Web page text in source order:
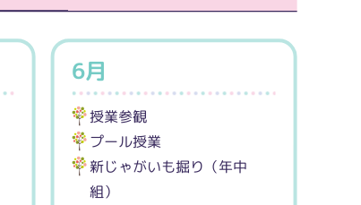
6月
授業参観
プール授業
新じゃがいも掘り（年中
組）